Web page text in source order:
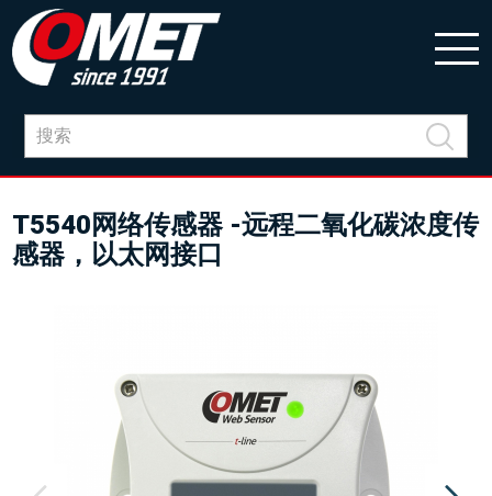
T5540网络传感器 -远程二氧化碳浓度传
感器，以太网接口